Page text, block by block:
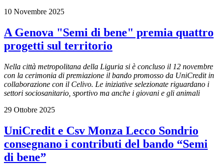
10 Novembre 2025
A Genova "Semi di bene" premia quattro
progetti sul territorio
Nella città metropolitana della Liguria si è concluso il 12 novembre
con la cerimonia di premiazione il bando promosso da UniCredit in
collaborazione con il Celivo. Le iniziative selezionate riguardano i
settori sociosanitario, sportivo ma anche i giovani e gli animali
29 Ottobre 2025
UniCredit e Csv Monza Lecco Sondrio
consegnano i contributi del bando “Semi
di bene”